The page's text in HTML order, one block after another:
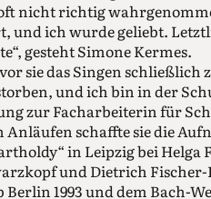
nicht richtig
und ich wurde geliebt.
gesteht Simone Kermes.
sie das Singen
und ich bin in der
zur Facharbeiterin für
schaffte sie die
in Leipzig bei
und Dietrich Fischer-
1993 und dem Bach-